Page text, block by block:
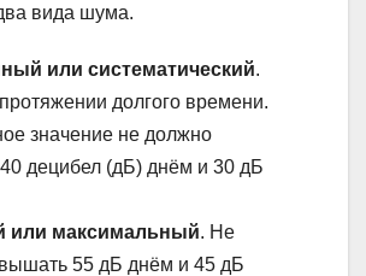
вида шума.
или систематический.
долгого времени.
значение не должно
децибел (дБ) днём и 30 дБ
или максимальный. Не
55 дБ днём и 45 дБ